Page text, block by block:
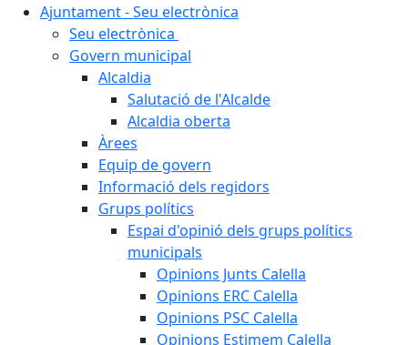
Ajuntament - Seu electrònica
Seu electrònica
Govern municipal
Alcaldia
Salutació de l'Alcalde
Alcaldia oberta
Àrees
Equip de govern
Informació dels regidors
Grups polítics
Espai d'opinió dels grups polítics
municipals
Opinions Junts Calella
Opinions ERC Calella
Opinions PSC Calella
Opinions Estimem Calella